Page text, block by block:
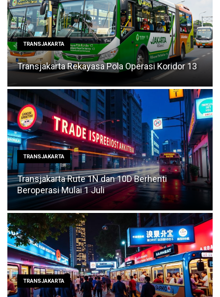
TRANSJAKARTA
Transjakarta Rekayasa Pola Operasi Koridor 13
TRANSJAKARTA
Transjakarta Rute 1N dan 10D Berhenti
Beroperasi Mulai 1 Juli
TRANSJAKARTA